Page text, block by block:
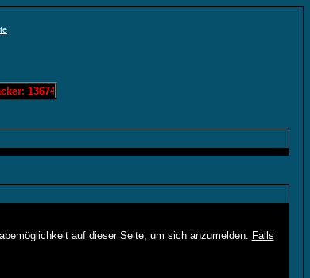
136742 Löschis Zahlenraten: 0 Löschis Bandit:
auf dieser Seite, um sich anzumelden. Falls